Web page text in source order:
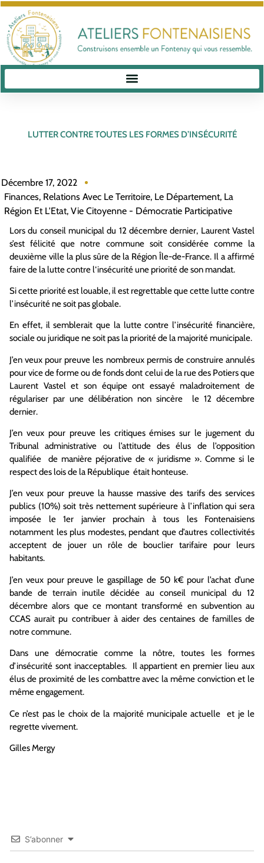
LUTTER CONTRE TOUTES LES FORMES D’INSÉCURITÉ
Décembre 17, 2022
Finances, Relations Avec Le Territoire, Le Département, La
Région Et L'Etat, Vie Citoyenne - Démocratie Participative
Lors du conseil municipal du 12 décembre dernier, Laurent Vastel
s’est félicité que notre commune soit considérée comme la
deuxième ville la plus sûre de la Région Île-de-France. Il a affirmé
faire de la lutte contre l‘insécurité une priorité de son mandat.
Si cette priorité est louable, il est regrettable que cette lutte contre
l’insécurité ne soit pas globale.
En effet, il semblerait que la lutte contre l’insécurité financière,
sociale ou juridique ne soit pas la priorité de la majorité municipale.
J’en veux pour preuve les nombreux permis de construire annulés
pour vice de forme ou de fonds dont celui de la rue des Potiers que
Laurent Vastel et son équipe ont essayé maladroitement de
régulariser par une délibération non sincère le 12 décembre
dernier.
J’en veux pour preuve les critiques émises sur le jugement du
Tribunal administrative ou l’attitude des élus de l’opposition
qualifiée de manière péjorative de « juridisme ». Comme si le
respect des lois de la République était honteuse.
J’en veux pour preuve la hausse massive des tarifs des services
publics (10%) soit très nettement supérieure à l’inflation qui sera
imposée le 1er janvier prochain à tous les Fontenaisiens
notamment les plus modestes, pendant que d’autres collectivités
acceptent de jouer un rôle de bouclier tarifaire pour leurs
habitants.
J’en veux pour preuve le gaspillage de 50 k€ pour l’achat d’une
bande de terrain inutile décidée au conseil municipal du 12
décembre alors que ce montant transformé en subvention au
CCAS aurait pu contribuer à aider des centaines de familles de
notre commune.
Dans une démocratie comme la nôtre, toutes les formes
d’insécurité sont inacceptables. Il appartient en premier lieu aux
élus de proximité de les combattre avec la même conviction et le
même engagement.
Ce n’est pas le choix de la majorité municipale actuelle et je le
regrette vivement.
Gilles Mergy
S’abonner